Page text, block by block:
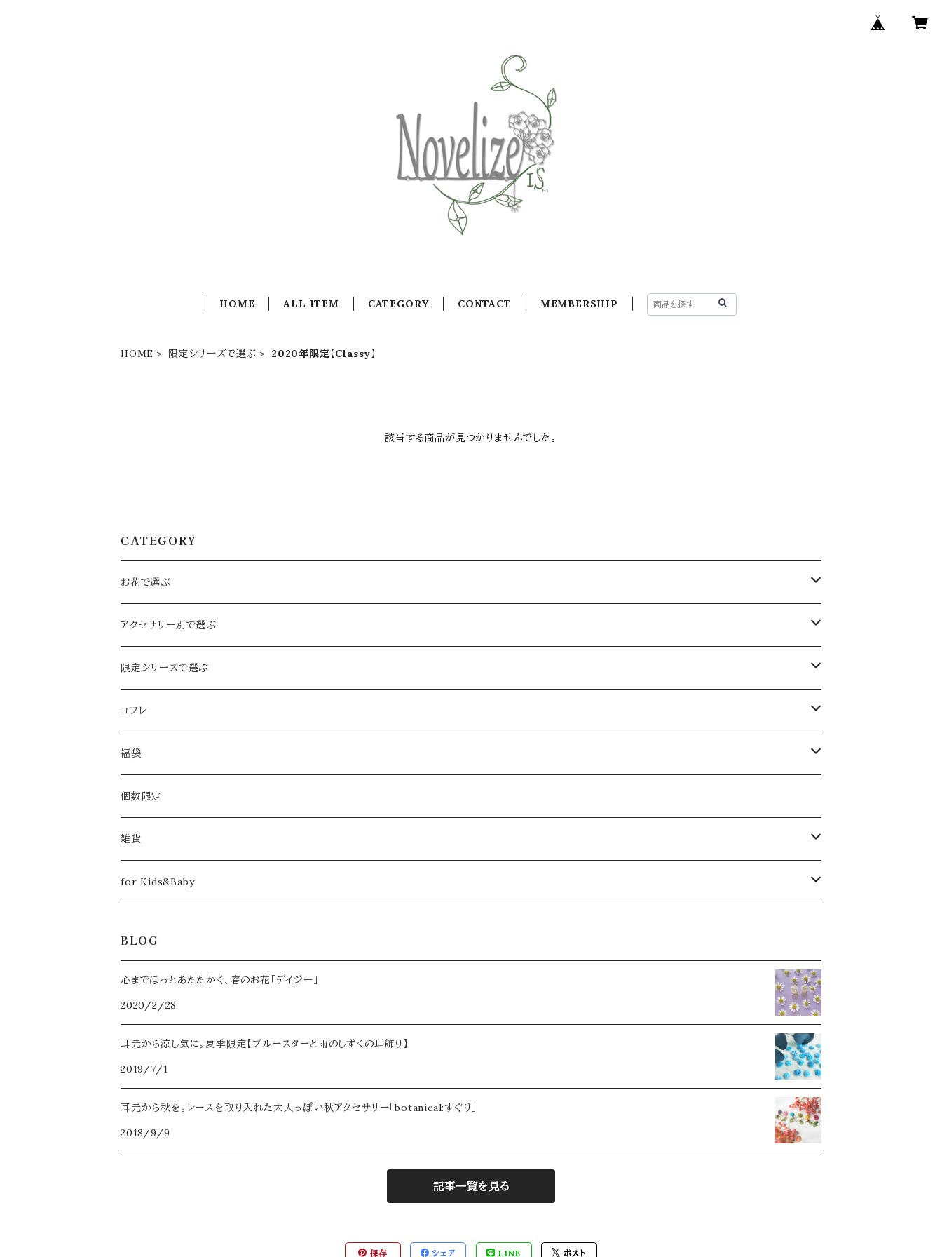
HOME ALL ITEM CATEGORY CONTACT MEMBERSHIP
HOME 限定シリーズで選ぶ 2020年限定【Classy】
該当する商品が見つかりませんでした。
CATEGORY
お花で選ぶ
定番のお花
ジャスミン
忘れな草
ミント
ミモザ
金木犀
なでしこ
雪割草
ブラックパール
ボタニカル
春限定
さくら
デイジー
夏限定
ブルースター
ひまわり
秋限定
月下美人
冬限定
月下美人
満月の日限定
アクセサリー別で選ぶ
イヤーカフ&ピアスｏｒイヤリング set
イヤーカフ
ピアスｏｒイヤリング
ふたつぶ
雨のしずく
ネックレス
ブレスレット
ブローチ
パッチンピン
限定シリーズで選ぶ
2024年限定【Pearl：ぺルル】
春限定
夏限定
秋限定
冬限定
Ruimeme×Novelize
夜明玉×Novelize
Belle pageの耳飾り
花香水
ループタイ
マスク＆眼鏡チェーン
2022年限定【ブーケ】
誕生月花×誕生石カラー
2020年限定【Classy】
コフレ
2018
クリスマスコフレ【クリスマスローズ】
2019
クリスマスコフレ【雪柳】
2020
春コフレ【ラナンキュラス -ラプンツェル-】
秋コフレ【薔薇 -ロミオトジュリエット-】
冬コフレ【白雪姫 -白雪姫-】
2023
夏コフレ【エリンジウム -シンデレラ- 】
秋コフレ【クレマチス -千夜一夜物語- 】
冬コフレ【フィリカ -星の銀貨-】
福袋
2020
2021
2022
2025
2026
個数限定
雑貨
クリーニングクロス
アクセサリーボックス
for Kids&Baby
パッチンピン
BLOG
心までほっとあたたかく、春のお花「デイジー」
2020/2/28
耳元から涼し気に。夏季限定【ブルースターと雨のしずくの耳飾り】
2019/7/1
耳元から秋を。レースを取り入れた大人っぽい秋アクセサリー「botanical:すぐり」
2018/9/9
記事一覧を見る
保存 シェア LINE ポスト